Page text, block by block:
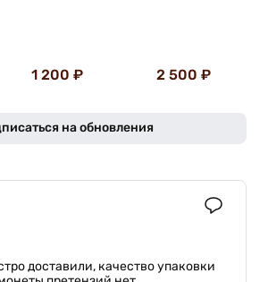
1 200 ₽ 2 500 ₽
на обновления
доставили, качество упаковки